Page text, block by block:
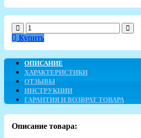
Купить
ОПИСАНИЕ
ХАРАКТЕРИСТИКИ
ОТЗЫВЫ
ИНСТРУКЦИИ
ГАРАНТИЯ И ВОЗВРАТ ТОВАРА
Описание товара: